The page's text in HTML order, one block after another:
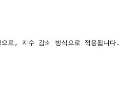
로, 지수 감쇠 방식으로 적용됩니다.